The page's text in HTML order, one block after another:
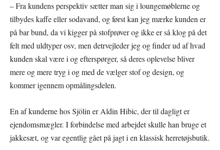
– Fra kundens perspektiv sætter man sig i loungemøblerne og
tilbydes kaffe eller sodavand, og først kan jeg mærke kunden er
på bar bund, da vi kigger på stofprøver og ikke er så klog på det
felt med uldtyper osv, men detrvejleder jeg og finder ud af hvad
kunden skal være i og efterspørger, så deres oplevelse bliver
mere og mere tryg i og med de vælger stof og design, og
kommer igennem opmålingsdelen.
En af kunderne hos Sjölin er Aldin Hibic, der til dagligt er
ejendomsmægler. I forbindelse med arbejdet skulle han bruge et
jakkesæt, og var egentlig gået på jagt i en klassisk herretøjsbutik.